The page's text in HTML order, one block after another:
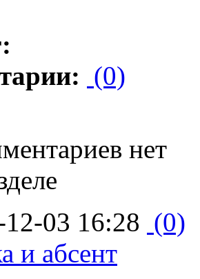
(0)
нет
03 16:28 (0)
и абсент